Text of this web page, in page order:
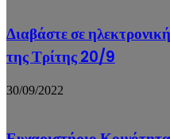
Διαβάστε σε
της Τρίτης 20/9
30/09/2022